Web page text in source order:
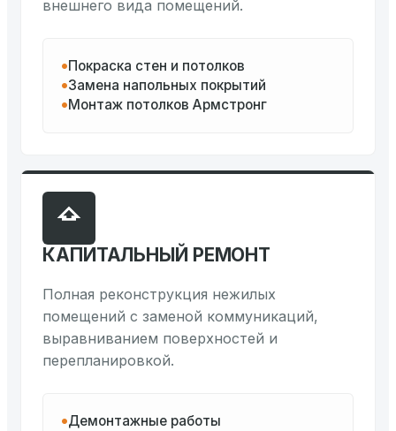
внешнего вида помещений.
Покраска стен и потолков
Замена напольных покрытий
Монтаж потолков Армстронг
КАПИТАЛЬНЫЙ РЕМОНТ
Полная реконструкция нежилых
помещений с заменой коммуникаций,
выравниванием поверхностей и
перепланировкой.
Демонтажные работы